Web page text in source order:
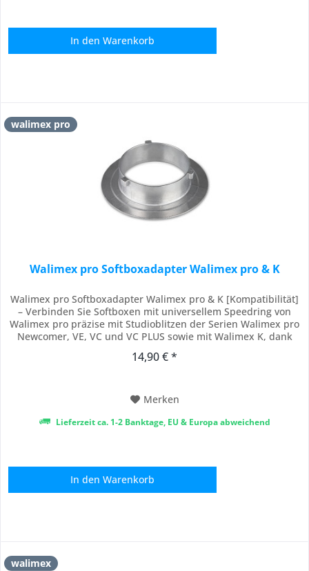
In den Warenkorb
walimex pro
Walimex pro Softboxadapter Walimex pro & K
Walimex pro Softboxadapter Walimex pro & K [Kompatibilität]
– Verbinden Sie Softboxen mit universellem Speedring von
Walimex pro präzise mit Studioblitzen der Serien Walimex pro
Newcomer, VE, VC und VC PLUS sowie mit Walimex K, dank
Adapter koppelt den Speedring Ihrer Softbox sicher an den
14,90 € *
Merken
Lieferzeit ca. 1-2 Banktage, EU & Europa abweichend
In den Warenkorb
walimex